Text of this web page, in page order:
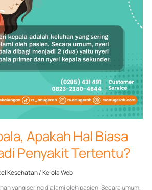
Apakah Hal Biasa
Penyakit Tertentu?
Kesehatan/Kelola Web
yang sering dialami oleh pasien. Secara umum,